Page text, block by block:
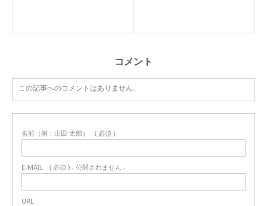
コメント
この記事へのコメントはありません。
名前（例：山田 太郎） ( 必須 )
E-MAIL ( 必須 ) - 公開されません -
URL